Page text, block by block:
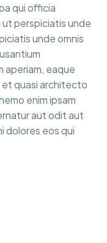
qui officia
ut perspiciatis unde
unde omnis
aperiam, eaque
et quasi architecto
enim ipsam
aut odit aut
dolores eos qui